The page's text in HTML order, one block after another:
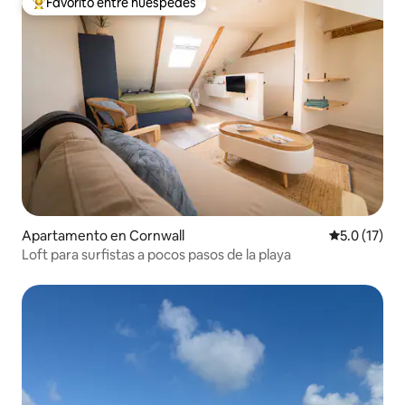
Favorito entre huéspedes preferido
Apartamento en Cornwall Calificación
5.0 (17)
Loft para surfistas a pocos pasos de la playa